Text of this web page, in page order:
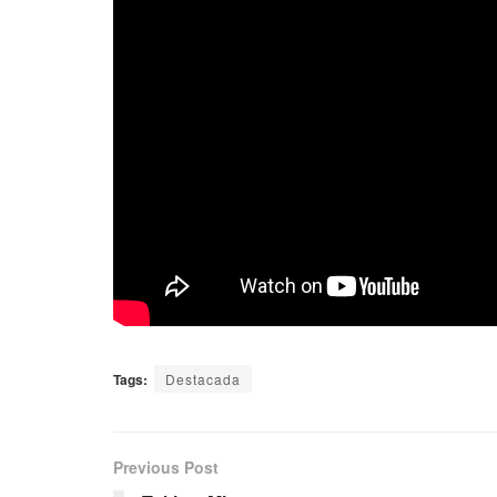
Tags: Destacada
Previous Post